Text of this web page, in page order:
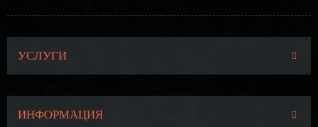
УСЛУГИ
ИНФОРМАЦИЯ